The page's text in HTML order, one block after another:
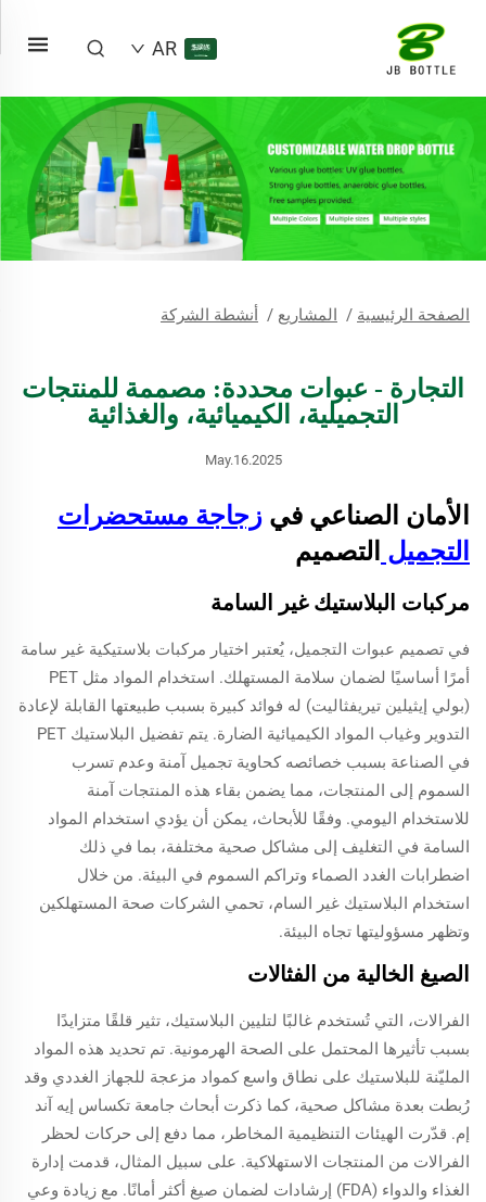
AR
الصفحة الرئيسية / المشاريع / أنشطة الشركة
التجارة - عبوات محددة: مصممة للمنتجات
التجميلية، الكيميائية، والغذائية
May.16.2025
الأمان الصناعي في زجاجة مستحضرات
التجميل التصميم
مركبات البلاستيك غير السامة
في تصميم عبوات التجميل، يُعتبر اختيار مركبات بلاستيكية غير سامة
أمرًا أساسيًا لضمان سلامة المستهلك. استخدام المواد مثل PET
(بولي إيثيلين تيريفثاليت) له فوائد كبيرة بسبب طبيعتها القابلة لإعادة
التدوير وغياب المواد الكيميائية الضارة. يتم تفضيل البلاستيك PET
في الصناعة بسبب خصائصه كحاوية تجميل آمنة وعدم تسرب
السموم إلى المنتجات، مما يضمن بقاء هذه المنتجات آمنة
للاستخدام اليومي. وفقًا للأبحاث، يمكن أن يؤدي استخدام المواد
السامة في التغليف إلى مشاكل صحية مختلفة، بما في ذلك
اضطرابات الغدد الصماء وتراكم السموم في البيئة. من خلال
استخدام البلاستيك غير السام، تحمي الشركات صحة المستهلكين
وتظهر مسؤوليتها تجاه البيئة.
الصيغ الخالية من الفثالات
الفرالات، التي تُستخدم غالبًا لتليين البلاستيك، تثير قلقًا متزايدًا
بسبب تأثيرها المحتمل على الصحة الهرمونية. تم تحديد هذه المواد
المليّنة للبلاستيك على نطاق واسع كمواد مزعجة للجهاز الغددي وقد
رُبطت بعدة مشاكل صحية، كما ذكرت أبحاث جامعة تكساس إيه آند
إم. قدّرت الهيئات التنظيمية المخاطر، مما دفع إلى حركات لحظر
الفرالات من المنتجات الاستهلاكية. على سبيل المثال، قدمت إدارة
الغذاء والدواء (FDA) إرشادات لضمان صيغ أكثر أمانًا. مع زيادة وعي